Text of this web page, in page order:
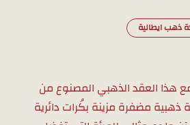
ذهب ايطالية
بإطلالة فريدة مع هذا العقد الذهبي المصنوع من
ذهبية مضفرة مزينة بكُرات دائرية